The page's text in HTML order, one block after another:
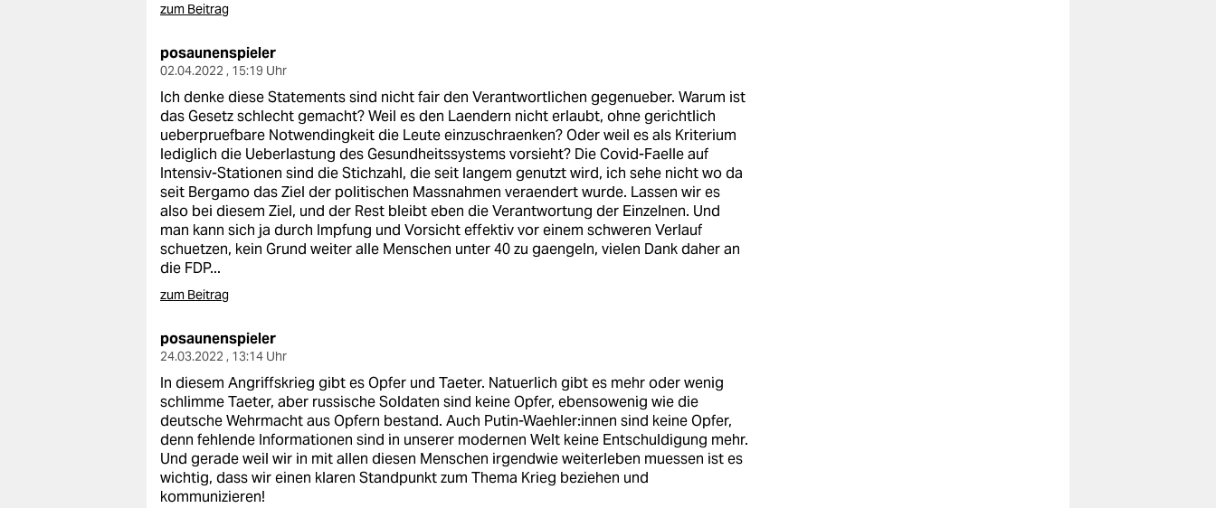
zum Beitrag
posaunenspieler
02.04.2022 , 15:19 Uhr
Ich denke diese Statements sind nicht fair den Verantwortlichen gegenueber. Warum ist
das Gesetz schlecht gemacht? Weil es den Laendern nicht erlaubt, ohne gerichtlich
ueberpruefbare Notwendingkeit die Leute einzuschraenken? Oder weil es als Kriterium
lediglich die Ueberlastung des Gesundheitssystems vorsieht? Die Covid-Faelle auf
Intensiv-Stationen sind die Stichzahl, die seit langem genutzt wird, ich sehe nicht wo da
seit Bergamo das Ziel der politischen Massnahmen veraendert wurde. Lassen wir es
also bei diesem Ziel, und der Rest bleibt eben die Verantwortung der Einzelnen. Und
man kann sich ja durch Impfung und Vorsicht effektiv vor einem schweren Verlauf
schuetzen, kein Grund weiter alle Menschen unter 40 zu gaengeln, vielen Dank daher an
die FDP...
zum Beitrag
posaunenspieler
24.03.2022 , 13:14 Uhr
In diesem Angriffskrieg gibt es Opfer und Taeter. Natuerlich gibt es mehr oder wenig
schlimme Taeter, aber russische Soldaten sind keine Opfer, ebensowenig wie die
deutsche Wehrmacht aus Opfern bestand. Auch Putin-Waehler:innen sind keine Opfer,
denn fehlende Informationen sind in unserer modernen Welt keine Entschuldigung mehr.
Und gerade weil wir in mit allen diesen Menschen irgendwie weiterleben muessen ist es
wichtig, dass wir einen klaren Standpunkt zum Thema Krieg beziehen und
kommunizieren!